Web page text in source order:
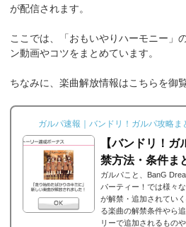
が配信されます。
ここでは、「おもいやりハーモニー」
ン動画やコツをまとめています。
ちなみに、楽曲解放情報はこちらを御
ガルパ速報｜バンドリ！ガルパ攻略ま
【バンドリ！
禁方法・条件ま
ガルパこと、BanG
パーティー！では様々
が解禁・追加されてい
る楽曲の解禁条件やら
リーで追加されるもの